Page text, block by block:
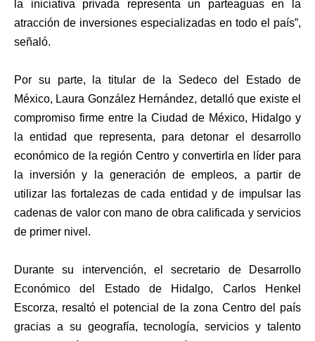
la iniciativa privada representa un parteaguas en la
atracción de inversiones especializadas en todo el país”,
señaló.
Por su parte, la titular de la Sedeco del Estado de
México, Laura González Hernández, detalló que existe el
compromiso firme entre la Ciudad de México, Hidalgo y
la entidad que representa, para detonar el desarrollo
económico de la región Centro y convertirla en líder para
la inversión y la generación de empleos, a partir de
utilizar las fortalezas de cada entidad y de impulsar las
cadenas de valor con mano de obra calificada y servicios
de primer nivel.
Durante su intervención, el secretario de Desarrollo
Económico del Estado de Hidalgo, Carlos Henkel
Escorza, resaltó el potencial de la zona Centro del país
gracias a su geografía, tecnología, servicios y talento